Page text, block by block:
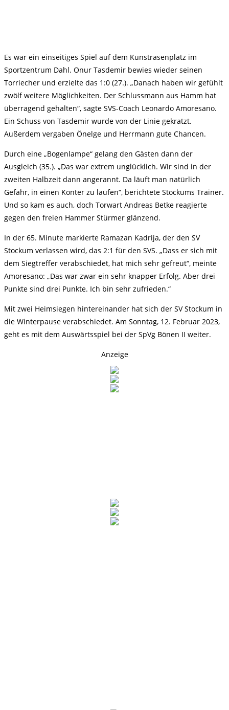
Es war ein einseitiges Spiel auf dem Kunstrasenplatz im
Sportzentrum Dahl. Onur Tasdemir bewies wieder seinen
Torriecher und erzielte das 1:0 (27.). „Danach haben wir gefühlt
zwölf weitere Möglichkeiten. Der Schlussmann aus Hamm hat
überragend gehalten“, sagte SVS-Coach Leonardo Amoresano.
Ein Schuss von Tasdemir wurde von der Linie gekratzt.
Außerdem vergaben Önelge und Herrmann gute Chancen.
Durch eine „Bogenlampe“ gelang den Gästen dann der
Ausgleich (35.). „Das war extrem unglücklich. Wir sind in der
zweiten Halbzeit dann angerannt. Da läuft man natürlich
Gefahr, in einen Konter zu laufen“, berichtete Stockums Trainer.
Und so kam es auch, doch Torwart Andreas Betke reagierte
gegen den freien Hammer Stürmer glänzend.
In der 65. Minute markierte Ramazan Kadrija, der den SV
Stockum verlassen wird, das 2:1 für den SVS. „Dass er sich mit
dem Siegtreffer verabschiedet, hat mich sehr gefreut“, meinte
Amoresano: „Das war zwar ein sehr knapper Erfolg. Aber drei
Punkte sind drei Punkte. Ich bin sehr zufrieden.“
Mit zwei Heimsiegen hintereinander hat sich der SV Stockum in
die Winterpause verabschiedet. Am Sonntag, 12. Februar 2023,
geht es mit dem Auswärtsspiel bei der SpVg Bönen II weiter.
Anzeige